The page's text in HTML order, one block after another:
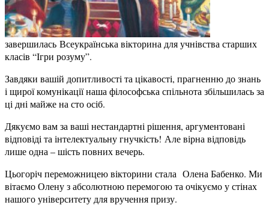
завершилась Всеукраїнська вікторина для учнівства старших
класів “Ігри розуму”.
Завдяки вашій допитливості та цікавості, прагненню до знань
і щирої комунікації наша філософська спільнота збільшилась за
ці дні майже на сто осіб.
Дякуємо вам за ваші нестандартні рішення, аргументовані
відповіді та інтелектуальну гнучкість! Але вірна відповідь
лише одна – шість повних вечерь.
Цьогоріч переможницею вікторини стала Олена Бабенко. Ми
вітаємо Олену з абсолютною перемогою та очікуємо у стінах
нашого університету для вручення призу.